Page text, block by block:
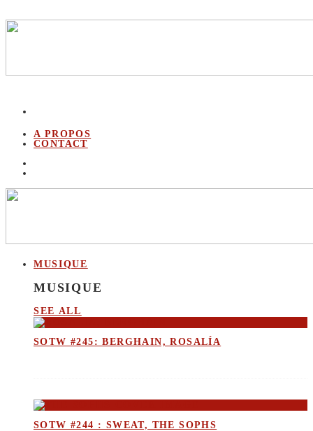
A PROPOS
CONTACT
MUSIQUE
MUSIQUE
SEE ALL
SOTW #245: BERGHAIN, ROSALÍA
SOTW #244 : SWEAT, THE SOPHS